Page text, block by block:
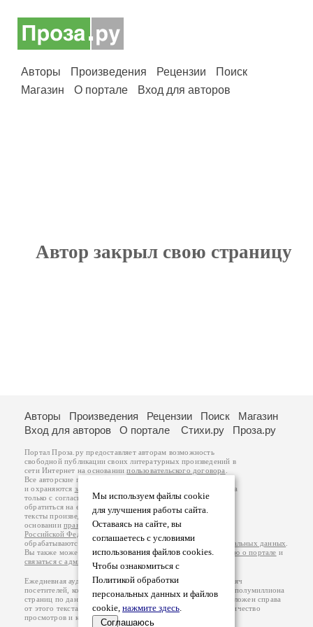
Авторы Произведения Рецензии
Поиск
Магазин
О портале Вход для авторов
Автор закрыл свою страницу
Мы используем файлы cookie
для улучшения работы сайта.
Оставаясь на сайте, вы
соглашаетесь с условиями
использования файлов cookies.
Чтобы ознакомиться с
Политикой обработки
персональных данных и файлов
cookie, нажмите здесь.
Соглашаюсь
Авторы Произведения Рецензии Поиск
Магазин
Вход для авторов
О портале Стихи.ру Проза.ру
Портал Проза.ру предоставляет авторам возможность
свободной публикации своих литературных произведений в
сети Интернет на основаниипользовательского договора
Все авторские права на произведения принадлежат авторам
и охраняются законом
. Перепечатка произведений возможна
только с согласия его автора, к которому вы можете
обратиться на его авторской странице. Ответственность за
тексты произведений авторы несут самостоятельно на
основанииправил публикацииизаконодательства
Российской Федерации
обрабатываются на основанииПолитики обработки персональных данных
Вы также можете посмотреть более подробнуюинформацию о портале и
связаться с администрацией
Ежедневная аудитория портала Проза.ру – порядка 100 тысяч
посетителей, которые в общей сумме просматривают более полумиллиона
страниц по данным счетчика посещаемости, который расположен справа
от этого текста. В каждой графе указано по две цифры: количество
просмотров и количество посетителей.